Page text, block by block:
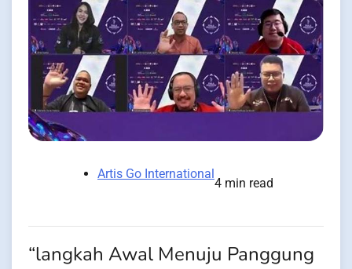
Artis Go International
4 min read
“langkah Awal Menuju Panggung